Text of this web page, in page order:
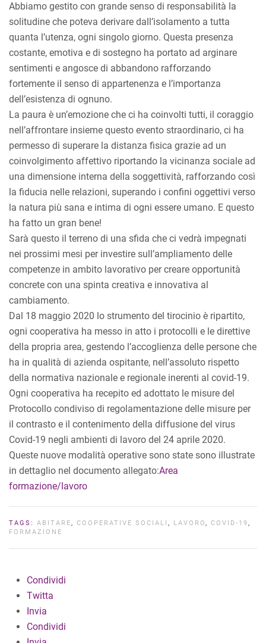
Abbiamo gestito con grande senso di responsabilità la
solitudine che poteva derivare dall’isolamento a tutta
quanta l’utenza, ogni singolo giorno. Questa presenza
costante, emotiva e di sostegno ha portato ad arginare
sentimenti e angosce di abbandono rafforzando
fortemente il senso di appartenenza e l’importanza
dell’esistenza di ognuno.
La paura è un’emozione che ci ha coinvolti tutti, il coraggio
nell’affrontare insieme questo evento straordinario, ci ha
permesso di superare la distanza fisica grazie ad un
coinvolgimento affettivo riportando la vicinanza sociale ad
una dimensione interna della soggettività, rafforzando così
la fiducia nelle relazioni, superando i confini oggettivi verso
la natura più sana e intima di ogni essere umano. E questo
ha fatto un gran bene!
Sarà questo il terreno di una sfida che ci vedrà impegnati
nei prossimi mesi per investire sull’ampliamento delle
competenze in ambito lavorativo per creare opportunità
concrete con una spinta creativa e innovativa al
cambiamento.
Dal 18 maggio 2020 lo strumento del tirocinio è ripartito,
ogni cooperativa ha messo in atto i protocolli e le direttive
della propria area, gestendo l’accoglienza delle persone che
ha in qualità di azienda ospitante, nell’assoluto rispetto
della normativa nazionale e regionale inerenti al covid-19.
Ogni cooperativa ha recepito ed adottato le misure del
Protocollo condiviso di regolamentazione delle misure per
il contrasto e il contenimento della diffusione del virus
Covid-19 negli ambienti di lavoro del 24 aprile 2020.
Queste nuove modalità operative sono state sono illustrate
in dettaglio nel documento allegato:Area
formazione/lavoro
TAGS: ABITARE, COOPERATIVE SOCIALI , LAVORO, COVID-19,
FORMAZIONE
Condividi
Twitta
Invia
Condividi